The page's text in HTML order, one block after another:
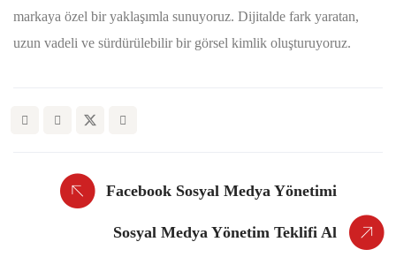
markaya özel bir yaklaşımla sunuyoruz. Dijitalde fark yaratan,
uzun vadeli ve sürdürülebilir bir görsel kimlik oluşturuyoruz.
Facebook Sosyal Medya Yönetimi
Sosyal Medya Yönetim Teklifi Al